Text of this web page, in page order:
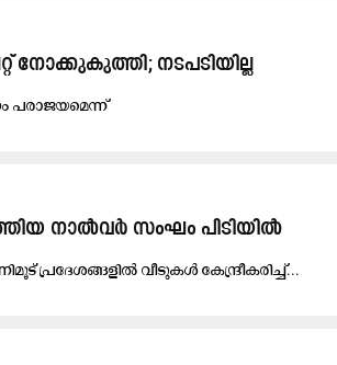
നോക്കുകുത്തി; നടപടിയില്ല
പ​രാ​ജ​യ​മെ​ന്ന്​
നാൽവർ സംഘം പിടിയിൽ
പ്ര​ദേ​ശ​ങ്ങ​ളി​ൽ വീ​ടു​ക​ൾ കേ​ന്ദ്രീ​ക​രി​ച്ച്...